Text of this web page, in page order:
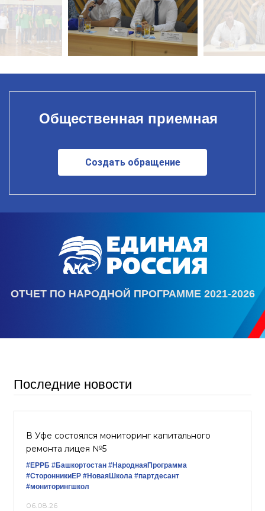
Общественная приемная
Создать обращение
ОТЧЕТ ПО НАРОДНОЙ ПРОГРАММЕ 2021-2026
Последние новости
В Уфе состоялся мониторинг капитального
ремонта лицея №5
#ЕРРБ #Башкортостан #НароднаяПрограмма
#СторонникиЕР #НоваяШкола #партдесант
#мониторингшкол
06.08.26